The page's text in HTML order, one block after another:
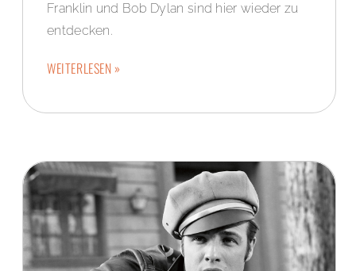
Franklin und Bob Dylan sind hier wieder zu
entdecken.
WEITERLESEN »